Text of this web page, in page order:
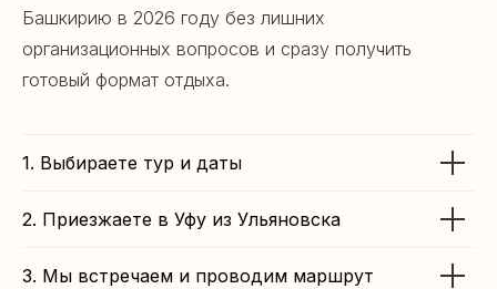
Башкирию в 2026 году без лишних
организационных вопросов и сразу получить
готовый формат отдыха.
1. Выбираете тур и даты
2. Приезжаете в Уфу из Ульяновска
3. Мы встречаем и проводим маршрут